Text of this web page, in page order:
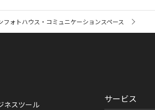
フォトハウス・コミュニケーションスペース
ネスツール サービス